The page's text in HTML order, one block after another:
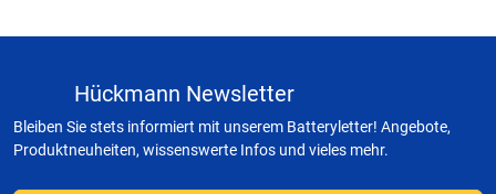
Hückmann Newsletter
Bleiben Sie stets informiert mit unserem Batteryletter! Angebote,
Produktneuheiten, wissenswerte Infos und vieles mehr.